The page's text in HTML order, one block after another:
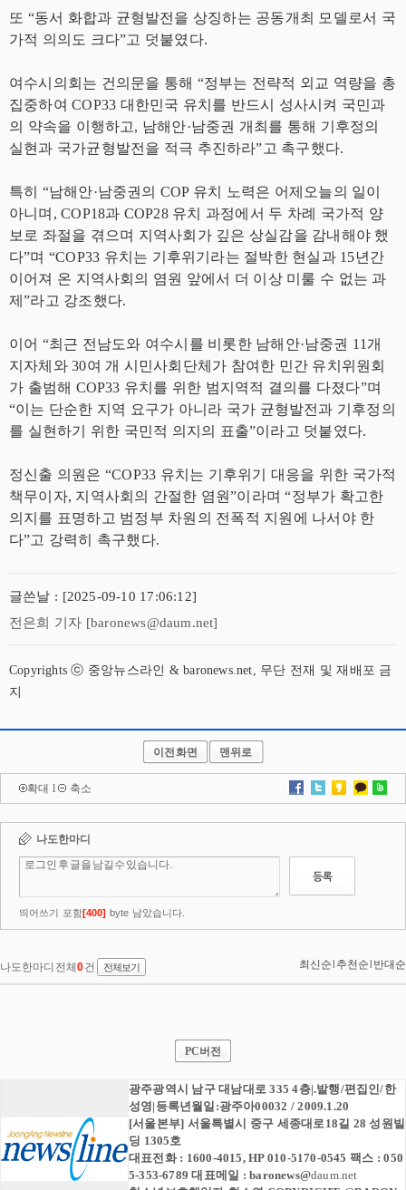
또 “동서 화합과 균형발전을 상징하는 공동개최 모델로서 국
가적 의의도 크다”고 덧붙였다.
여수시의회는 건의문을 통해 “정부는 전략적 외교 역량을 총
집중하여 COP33 대한민국 유치를 반드시 성사시켜 국민과
의 약속을 이행하고, 남해안·남중권 개최를 통해 기후정의
실현과 국가균형발전을 적극 추진하라”고 촉구했다.
특히 “남해안·남중권의 COP 유치 노력은 어제오늘의 일이
아니며, COP18과 COP28 유치 과정에서 두 차례 국가적 양
보로 좌절을 겪으며 지역사회가 깊은 상실감을 감내해야 했
다”며 “COP33 유치는 기후위기라는 절박한 현실과 15년간
이어져 온 지역사회의 염원 앞에서 더 이상 미룰 수 없는 과
제”라고 강조했다.
이어 “최근 전남도와 여수시를 비롯한 남해안·남중권 11개
지자체와 30여 개 시민사회단체가 참여한 민간 유치위원회
가 출범해 COP33 유치를 위한 범지역적 결의를 다졌다”며
“이는 단순한 지역 요구가 아니라 국가 균형발전과 기후정의
를 실현하기 위한 국민적 의지의 표출”이라고 덧붙였다.
정신출 의원은 “COP33 유치는 기후위기 대응을 위한 국가적
책무이자, 지역사회의 간절한 염원”이라며 “정부가 확고한
의지를 표명하고 범정부 차원의 전폭적 지원에 나서야 한
다”고 강력히 촉구했다.
글쓴날 : [2025-09-10 17:06:12]
전은희 기자 [baronews@daum.net]
Copyrights ⓒ 중앙뉴스라인 & baronews.net, 무단 전재 및 재배포 금
지
이전화면 맨위로
확대 l 축소
PC버전
광주광역시 남구 대남대로 335 4층|.발행/편집인/한
성영|등록년월일:광주아00032 / 2009.1.20
[서울본부] 서울특별시 중구 세종대로18길 28 성원빌
딩 1305호
대표전화 : 1600-4015, HP 010-5170-0545 팩스 : 050
5-353-6789 대표메일 :baronews@daum.net